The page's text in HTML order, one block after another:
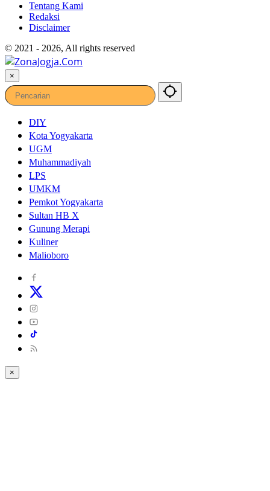
Tentang Kami
Redaksi
Disclaimer
© 2021 - 2026, All rights reserved
×
DIY
Kota Yogyakarta
UGM
Muhammadiyah
LPS
UMKM
Pemkot Yogyakarta
Sultan HB X
Gunung Merapi
Kuliner
Malioboro
×